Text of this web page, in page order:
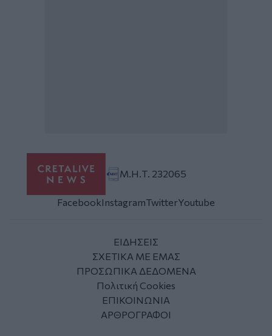
Μ.Η.Τ. 232065
FacebookInstagramTwitterYoutube
ΕΙΔΗΣΕΙΣ
ΣΧΕΤΙΚΑ ΜΕ ΕΜΑΣ
ΠΡΟΣΩΠΙΚΑ ΔΕΔΟΜΕΝΑ
Πολιτική Cookies
ΕΠΙΚΟΙΝΩΝΙΑ
ΑΡΘΡΟΓΡΑΦΟΙ